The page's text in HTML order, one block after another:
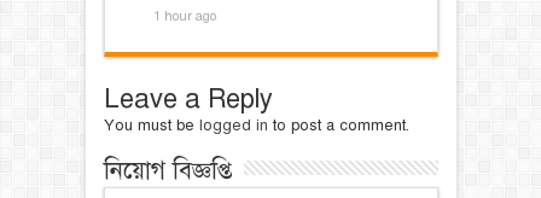
1 hour ago
Leave a Reply
You must be logged in to post a comment.
নিয়োগ বিজ্ঞপ্তি